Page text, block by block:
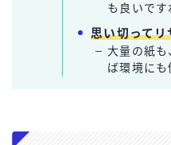
も良いです
思い切ってリ
大量の紙も
ば環境にも